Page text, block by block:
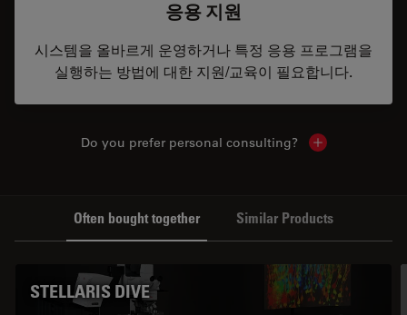
응용 지원
시스템을 올바르게 운영하거나 특정 응용 프로그램을
실행하는 방법에 대한 지원/교육이 필요합니다.
Do you prefer personal consulting? Show local
Often bought together Similar Products
STELLARIS DIVE